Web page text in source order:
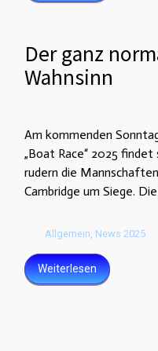
Der ganz
Wahnsinn
Am kommenden
„Boat Race“ 2025
rudern die
Cambridge um Siege.
Allgemein, News 2025
Weiterlesen